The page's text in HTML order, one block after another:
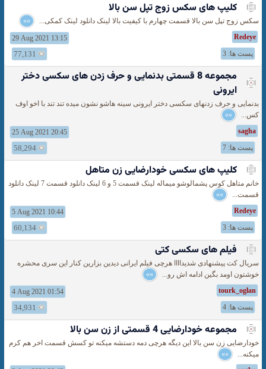
کلیپ های سکس زوج تپل سن بالا
سکس زوج تپل سن بالا قسمت چهارم با کیفیت بالا لینک دانلود لینک کمکی... »»
Redeye
29 Aug 2021 13:15
پست ها: 3
77,131
مجموعه 8 قسمتی بدنمایی و حرف زدن های سکسی دختر
ایرونی
بدنمایی و حرف زدنهای سکسی دختر ایرونی سینه هاشو نشون میده تند تند با اخو اوف
کس... »»
sagha
25 Aug 2021 20:45
پست ها: 7
58,294
کلیپ های سکسی خودارضایی زن متاهل
خانم متاهل کوس پشمالوشو میماله لینک قسمت 5 و 6 لینک دانلود قسمت 7 لینک دانلود
قسمت... »»
Redeye
5 Aug 2021 10:44
پست ها: 3
60,134
فیلم های سکسی کتی
سریال کت پیشنهادی شدیداااا هرچی فیلم ایرانی دیدین بزارین کنار این سری محشره
خوشتون اومد بگین ادامه اش رو... »»
tourk_oglan
4 Aug 2021 01:54
پست ها: 4
34,931
مجموعه خودارضایی 4 قسمتی از زن سن بالا
خودارضایی زن سن بالا این دیگه هرچی دمه دستشه میکنه تو کسش قسمت اخر هم کرم
میکنه... »»